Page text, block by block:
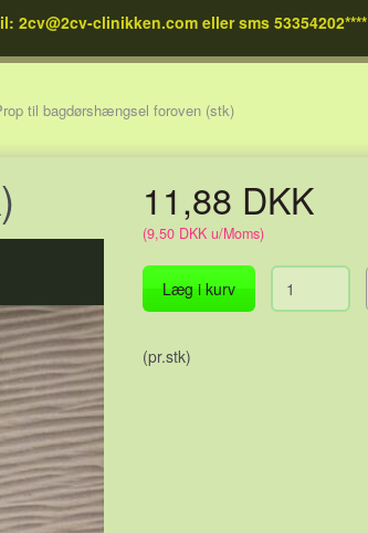
2cv@2cv-clinikken.com eller sms 53354202****
til bagdørshængsel foroven (stk)
11,88 DKK
(9,50 DKK u/Moms)
Læg i kurv
(pr.stk)